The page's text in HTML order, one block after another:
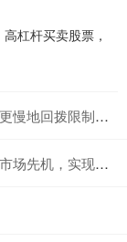
杠杆买卖股票，
通胀确实比预料更高
，实现财富增长